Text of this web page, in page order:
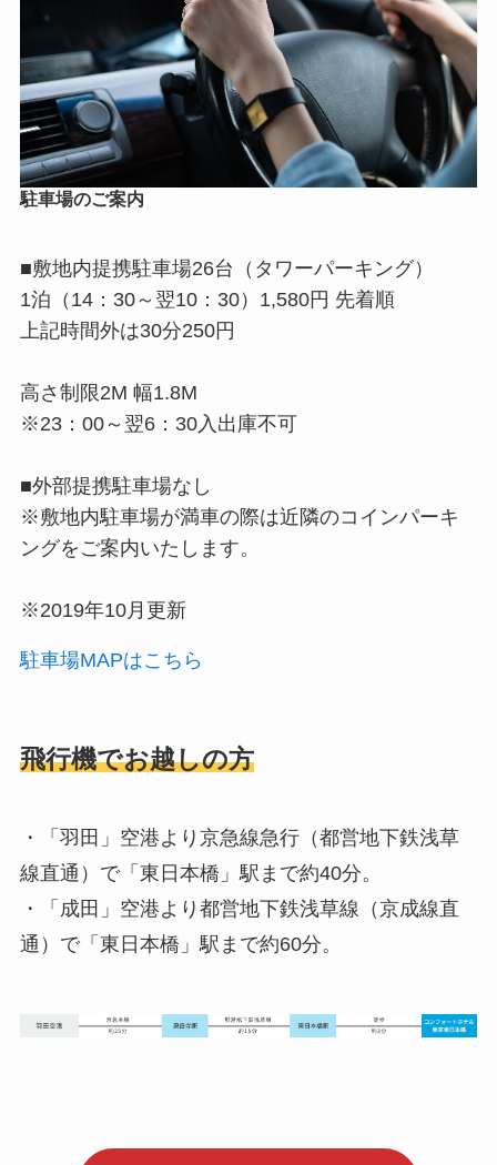
駐車場のご案内
■敷地内提携駐車場26台（タワーパーキング）
1泊（14：30～翌10：30）1,580円 先着順
上記時間外は30分250円
高さ制限2M 幅1.8M
※23：00～翌6：30入出庫不可
■外部提携駐車場なし
※敷地内駐車場が満車の際は近隣のコインパーキ
ングをご案内いたします。
※2019年10月更新
駐車場MAPはこちら
飛行機でお越しの方
・
「羽田」空港より京急線急行（都営地下鉄浅草
線直通）で「東日本橋」駅まで約40分。
・「成田」空港より都営地下鉄浅草線（京成線直
通）で「東日本橋」駅まで約60分。